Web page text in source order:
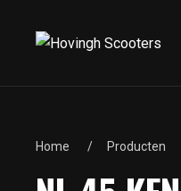
Home Producten